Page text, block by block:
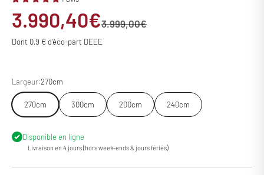
Prix de vente
3.990,40€Prix normal
3.999,00€
Dont 0,9 € d'éco-part DEEE
Largeur:270cm
270cm 300cm 200cm 240cm
Disponible en ligne
Livraison en 4 jours (hors week-ends & jours fériés)